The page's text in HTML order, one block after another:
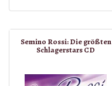
Semino Rossi: Die größten
Schlagerstars CD